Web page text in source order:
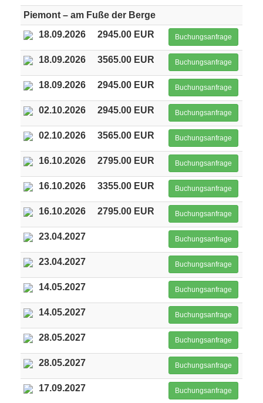
Piemont – am Fuße der Berge
18.09.2026
2945.00 EUR Buchungsanfrage
18.09.2026 3565.00 EUR Buchungsanfrage
18.09.2026 2945.00 EUR Buchungsanfrage
02.10.2026 2945.00 EUR Buchungsanfrage
02.10.2026 3565.00 EUR Buchungsanfrage
16.10.2026 2795.00 EUR Buchungsanfrage
16.10.2026 3355.00 EUR Buchungsanfrage
16.10.2026 2795.00 EUR Buchungsanfrage
23.04.2027 Buchungsanfrage
23.04.2027 Buchungsanfrage
14.05.2027 Buchungsanfrage
14.05.2027 Buchungsanfrage
28.05.2027 Buchungsanfrage
28.05.2027 Buchungsanfrage
17.09.2027 Buchungsanfrage